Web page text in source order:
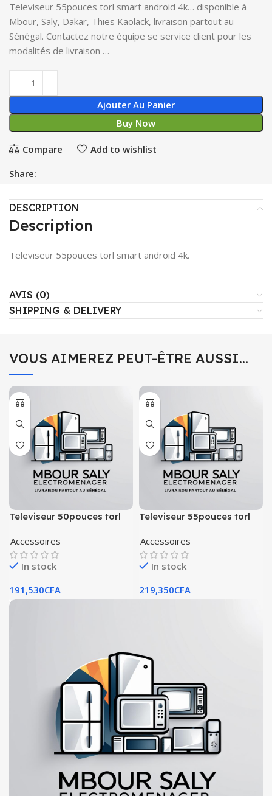
Televiseur 55pouces torl smart android 4k… disponible à
Mbour, Saly, Dakar, Thies Kaolack, livraison partout au
Sénégal. Contactez notre équipe se service client pour les
modalités de livraison …
Ajouter Au Panier
Buy Now
Compare Add to wishlist
Share:
DESCRIPTION
Description
Televiseur 55pouces torl smart android 4k.
AVIS (0)
SHIPPING & DELIVERY
VOUS AIMEREZ PEUT-ÊTRE AUSSI…
Televiseur 50pouces torl
Accessoires
In stock
191,530CFA
Televiseur 55pouces torl
Accessoires
In stock
219,350CFA